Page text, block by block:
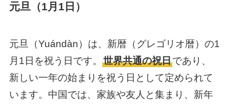
元旦（1月1日）
元旦（Yuándàn）は、新暦（グレゴリオ暦）の1
月1日を祝う日です。 世界共通の祝日であり、
新しい一年の始まりを祝う日として定められて
います。中国では、家族や友人と集まり、新年